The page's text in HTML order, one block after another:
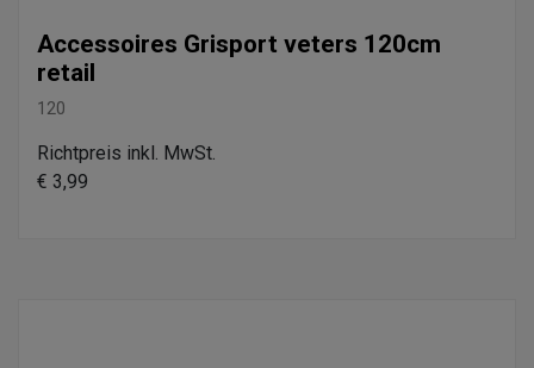
Accessoires Grisport veters 120cm
retail
120
Richtpreis inkl. MwSt.
€ 3,99